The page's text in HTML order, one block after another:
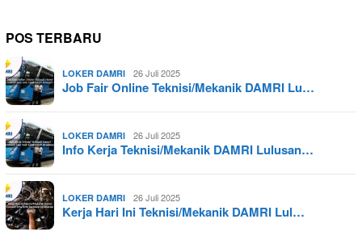
POS TERBARU
LOKER DAMRI 26 Juli 2025
Job Fair Online Teknisi/Mekanik DAMRI Lu…
LOKER DAMRI 26 Juli 2025
Info Kerja Teknisi/Mekanik DAMRI Lulusan…
LOKER DAMRI 26 Juli 2025
Kerja Hari Ini Teknisi/Mekanik DAMRI Lul…